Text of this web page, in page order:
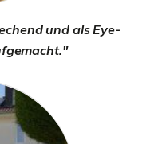
und als Eye-